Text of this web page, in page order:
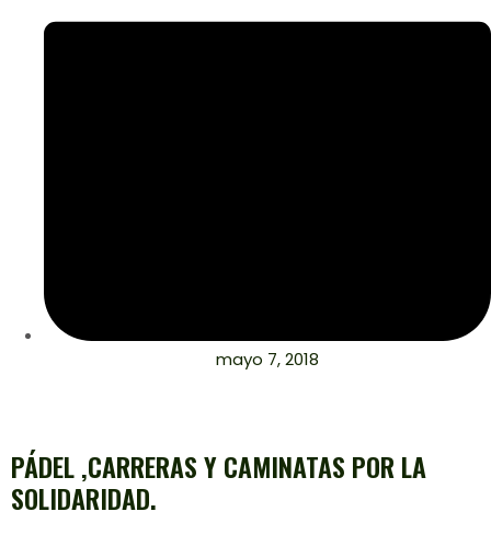
mayo 7, 2018
PÁDEL ,CARRERAS Y CAMINATAS POR LA
SOLIDARIDAD.